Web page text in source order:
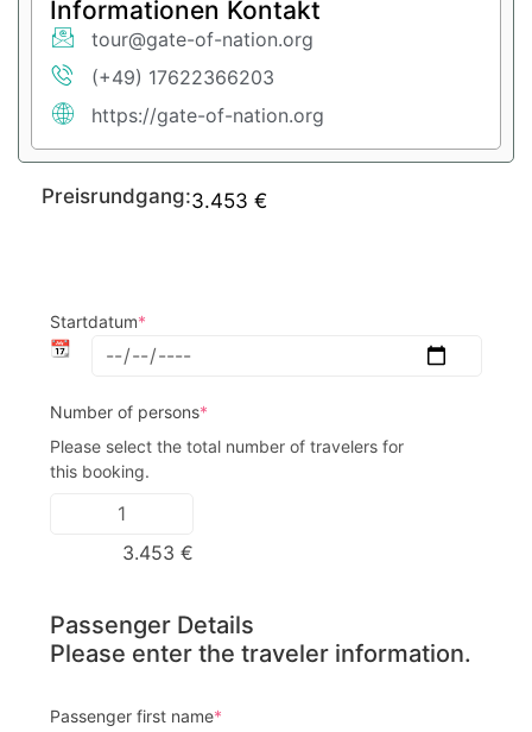
Informationen Kontakt
tour@gate-of-nation.org
(+49) 17622366203
https://gate-of-nation.org
Preisrundgang:3.453 €
Startdatum*
📆
Number of persons*
Please select the total number of travelers for
this booking.
3.453€
Passenger Details
Please enter the traveler information.
Passenger first name*